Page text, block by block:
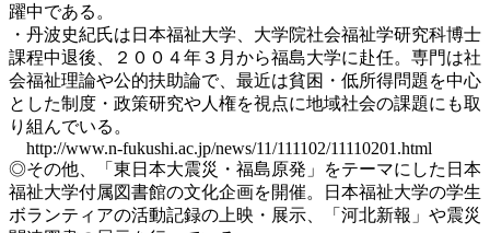
躍中である。
・丹波史紀氏は日本福祉大学、大学院社会福祉学研究科博士
課程中退後、２００４年３月から福島大学に赴任。専門は社
会福祉理論や公的扶助論で、最近は貧困・低所得問題を中心
とした制度・政策研究や人権を視点に地域社会の課題にも取
り組んでいる。
http://www.n-fukushi.ac.jp/news/11/111102/11110201.html
◎その他、「東日本大震災・福島原発」をテーマにした日本
福祉大学付属図書館の文化企画を開催。日本福祉大学の学生
ボランティアの活動記録の上映・展示、「河北新報」や震災